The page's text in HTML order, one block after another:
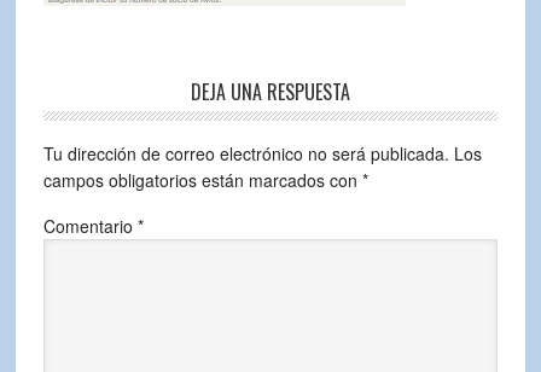
DEJA UNA RESPUESTA
Tu dirección de correo electrónico no será publicada. Los
campos obligatorios están marcados con *
Comentario *